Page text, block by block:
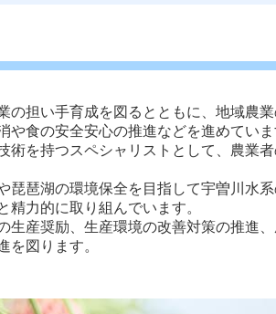
の担い手育成を図るとともに、地域農
や食の安全安心の推進などを進めていま
術を持つスペシャリストとして、農業
琵琶湖の環境保全を目指して宇曽川水
精力的に取り組んでいます。
生産奨励、生産環境の改善対策の推進
を図ります。